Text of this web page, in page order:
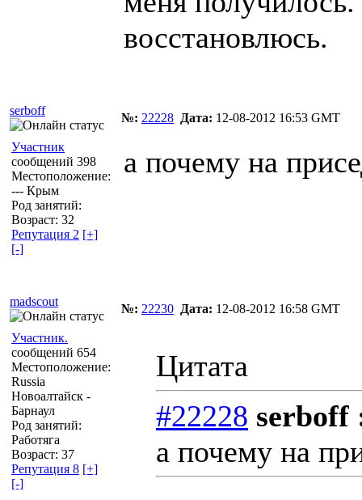
восстановлюсь.
serboff
№: 22228 Дата: 12-08-2012 16:53 GMT
Участник
сообщений 398
Местоположение:
--- Крым
Род занятий:
Возраст: 32
Репутация 2 [+]
[-]
а почему на
madscout
№: 22230 Дата: 12-08-2012 16:58 GMT
Участник.
сообщений 654
Местоположение:
Russia
Новоалтайск -
Барнаул
Род занятий:
Работяга
Возраст: 37
Репутация 8 [+]
[-]
Цитата
#22228 serboff
а почему на